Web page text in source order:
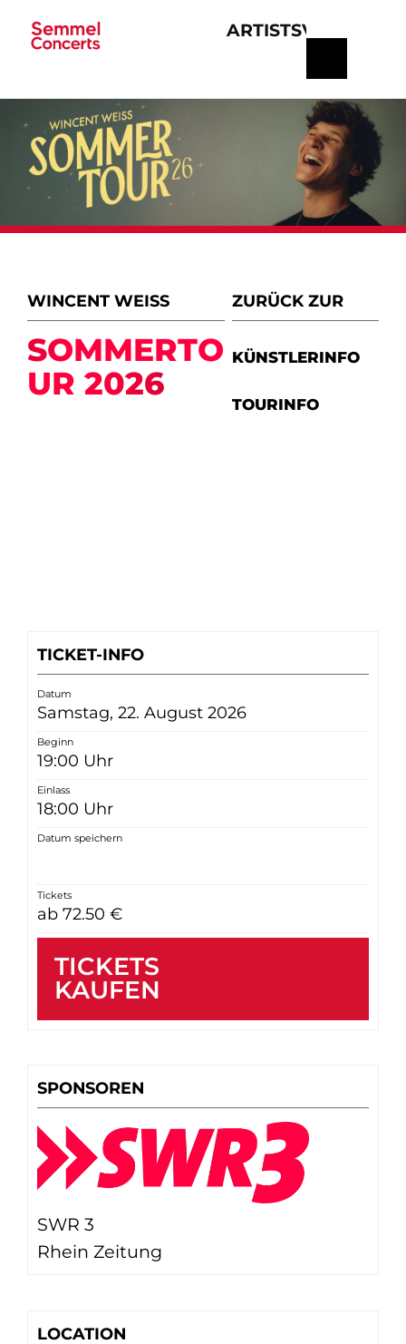
ARTISTS
WINCENT WEISS
SOMMERTO
UR 2026
ZURÜCK ZUR
KÜNSTLERINFO
TOURINFO
TICKET-INFO
Datum
Samstag, 22. August 2026
Beginn
19:00 Uhr
Einlass
18:00 Uhr
Datum speichern
Tickets
ab 72.50 €
TICKETS
KAUFEN
SPONSOREN
SWR 3
Rhein Zeitung
LOCATION